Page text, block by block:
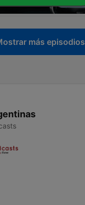
más episodios